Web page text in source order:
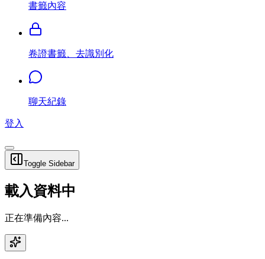
書籤內容
卷證書籤、去識別化
聊天紀錄
登入
Toggle Sidebar
載入資料中
正在準備內容...